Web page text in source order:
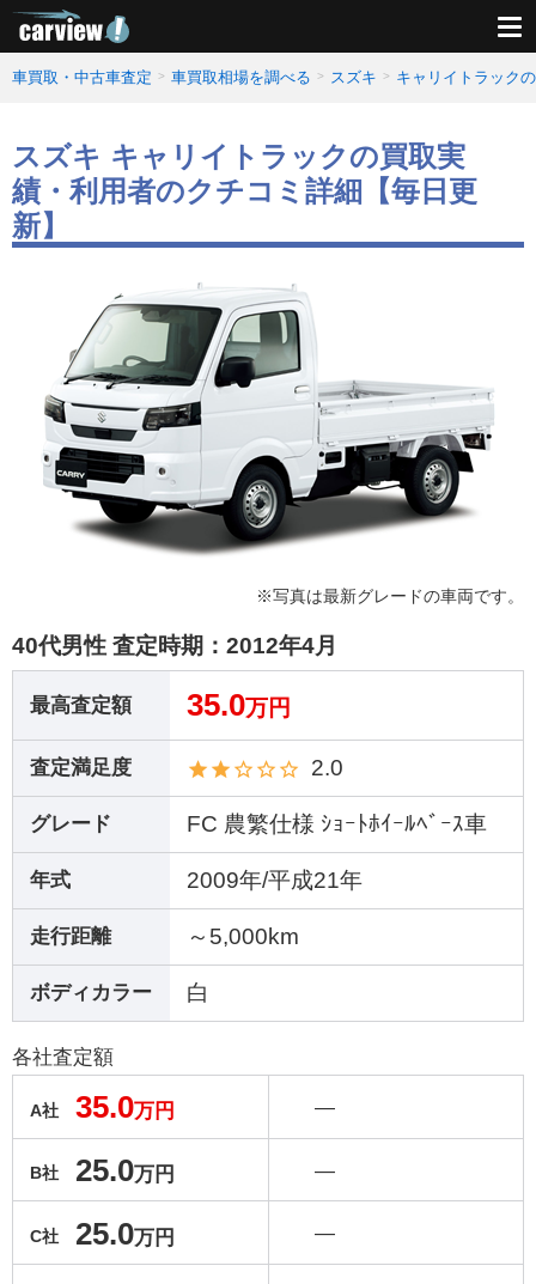
車買取・中古車査定 車買取相場を調べる スズキ キャリイトラック
スズキ キャリイトラックの買取実
績・利用者のクチコミ詳細【毎日更
新】
※写真は最新グレードの車両です。
40代男性 査定時期： 2012年4月
最高査定額 35.0万円
査定満足度 2.0
グレード FC 農繁仕様 ｼｮｰﾄﾎｲｰﾙﾍﾞｰｽ車
年式 2009年/平成21年
走行距離 ～5,000km
ボディカラー 白
各社査定額
A社 35.0万円
B社 25.0万円
C社 25.0万円
―
―
―